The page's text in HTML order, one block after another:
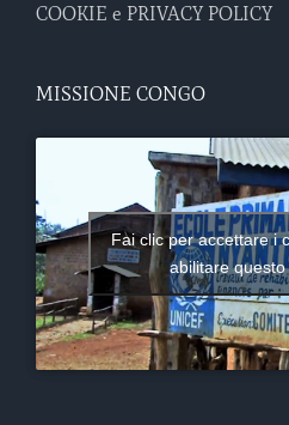
COOKIE e PRIVACY POLICY
MISSIONE CONGO
Fai clic per accettare i
abilitare